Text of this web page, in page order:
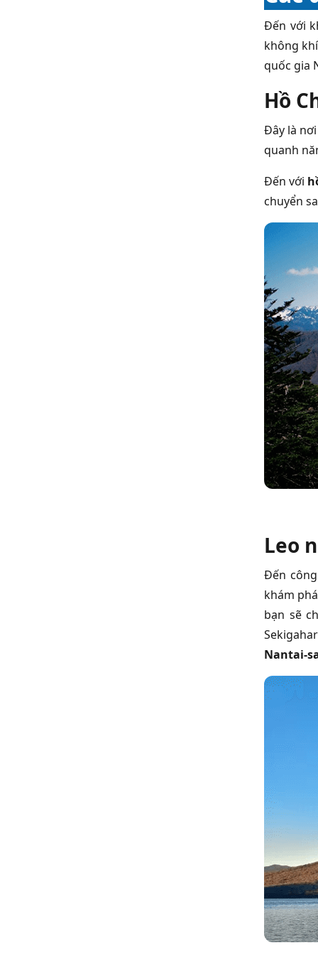
Đến với
không
quốc gia
Hồ
Đây là
quanh
Đến với
chuyển
Leo
Đến
khám
bạn sẽ
Nantai-